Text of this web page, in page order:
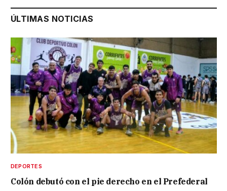
ÚLTIMAS NOTICIAS
DEPORTES
Colón debutó con el pie derecho en el Prefederal